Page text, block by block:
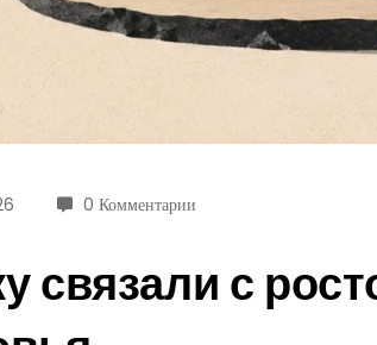
0 Комментарии
связали с